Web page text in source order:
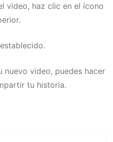
video, haz clic en el ícono
nuevo video, puedes hacer
tu historia.